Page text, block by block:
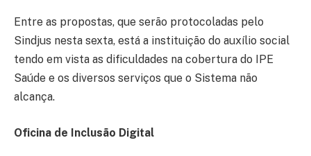
Entre as propostas, que serão protocoladas pelo
Sindjus nesta sexta, está a instituição do auxílio social
tendo em vista as dificuldades na cobertura do IPE
Saúde e os diversos serviços que o Sistema não
alcança.
Oficina de Inclusão Digital